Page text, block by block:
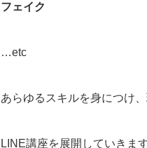
フェイク
…etc
あらゆるスキルを身につけ
LINE講座を展開していきます